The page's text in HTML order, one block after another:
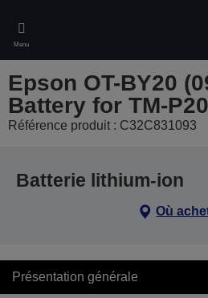
main
content
Menu
Epson OT-BY20
Battery for TM-
Référence produit : C32C831093
Batterie lithium-ion
Où
Présentation générale